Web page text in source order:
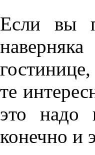
Если вы
те
это надо
конечно и